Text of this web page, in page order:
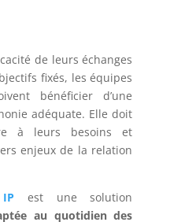
de leurs échanges
fixés, les équipes
bénéficier d’une
adéquate. Elle doit
à leurs besoins et
enjeux de la relation
est une solution
au quotidien des